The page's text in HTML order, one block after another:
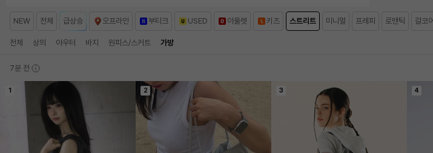
NEW 전체 급상승 오프라인 부티크 USED 아울렛 키즈 스트리트 미니멀 프레피 로맨틱 걸코어
전체 상의 아우터 바지 원피스/스커트 가방
7분 전
1 2 3 4